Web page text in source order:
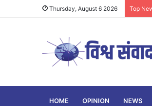
Thursday, August 6 2026 Top
HOME OPINION NEWS